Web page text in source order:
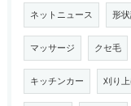
ネットニュース 形
マッサージ クセ毛
キッチンカー 刈り